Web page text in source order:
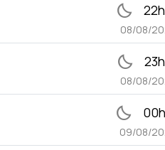
bedtime
08/08/
bedtime
08/08/
bedtime
09/08/